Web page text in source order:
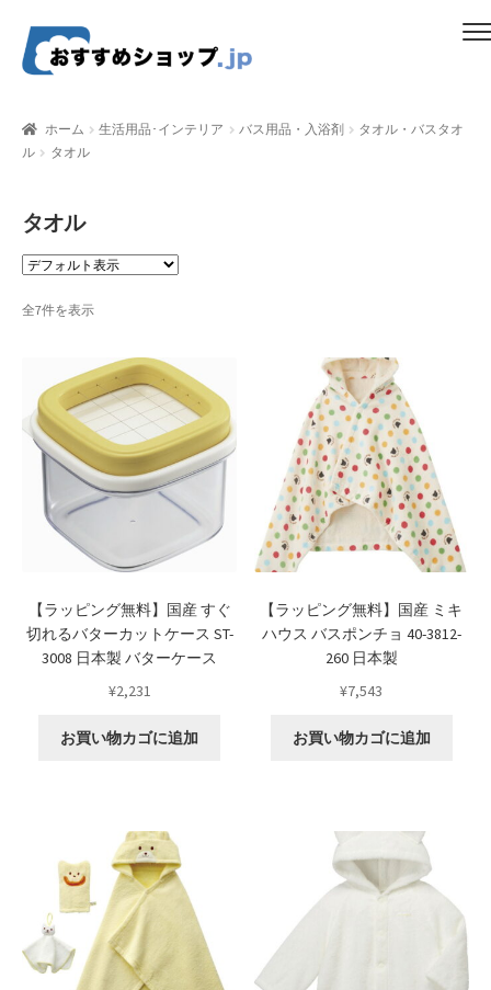
ナ
ビ
へ
キ
ッ
コ
ン
キ
プ
比較する
ギフトカタログ（ユニバース）
gold-form
CF Dashboard
CF User Registration
CF campaign form
CF Listing Page
Request a Quote
Mobile Checkout
Delivery Driver App
Compare
Affiliate Dashboard
Cart Checkout Confirmation
Elementor #5106
ホーム 生活用品･インテリア バス用品・入浴剤
タオル・バスタオ
ル
タオル
タオル
全7件を表示
【ラッピング無料】国産 すぐ
切れるバターカットケース ST-
3008 日本製 バターケース
¥2,231
お買い物カゴに追加
【ラッピング無料】国産 ミキ
ハウス バスポンチョ 40-3812-
260 日本製
¥7,543
お買い物カゴに追加